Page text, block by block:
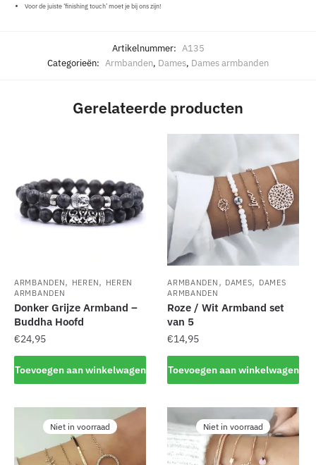
Voor de juiste ‘finishing touch’ moet je bij ons zijn!
Artikelnummer: A135
Categorieën: Armbanden, Dames, Dames armbanden
Gerelateerde producten
ARMBANDEN, HEREN, HEREN
ARMBANDEN
Donker Grijze Armband –
Buddha Hoofd
€24,95
Toevoegen aan winkelwagen
ARMBANDEN , DAMES, DAMES
ARMBANDEN
Roze / Wit Armband set
van 5
€14,95
Toevoegen aan winkelwagen
Niet in voorraad Niet in voorraad